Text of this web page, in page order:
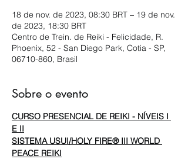
18 de nov. de 2023, 08:30 BRT – 19 de nov.
de 2023, 18:30 BRT
Centro de Trein. de Reiki - Felicidade, R.
Phoenix, 52 - San Diego Park, Cotia - SP,
06710-860, Brasil
Sobre o evento
CURSO PRESENCIAL DE REIKI - NÍVEIS I
E II
SISTEMA USUI/HOLY FIRE® III WORLD
PEACE REIKI